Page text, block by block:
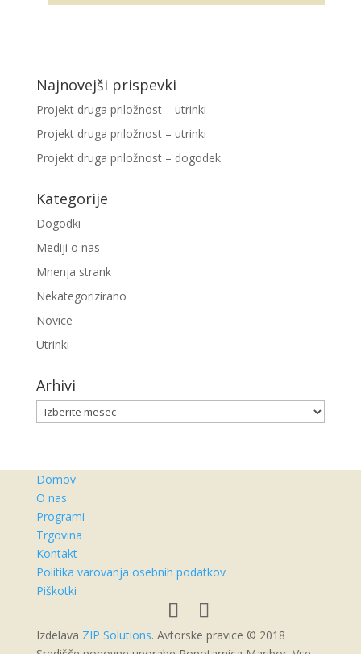
Najnovejši prispevki
Projekt druga priložnost – utrinki
Projekt druga priložnost – utrinki
Projekt druga priložnost – dogodek
Kategorije
Dogodki
Mediji o nas
Mnenja strank
Nekategorizirano
Novice
Utrinki
Arhivi
Arhivi
Domov
O nas
Programi
Trgovina
Kontakt
Politika varovanja osebnih podatkov
Piškotki
Izdelava ZIP Solutions. Avtorske pravice © 2018